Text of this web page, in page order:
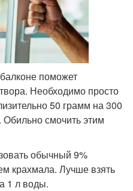
поможет
Необходимо просто
50 грамм на 300
смочить этим
обычный 9%
крахмала. Лучше взять
1 л воды.